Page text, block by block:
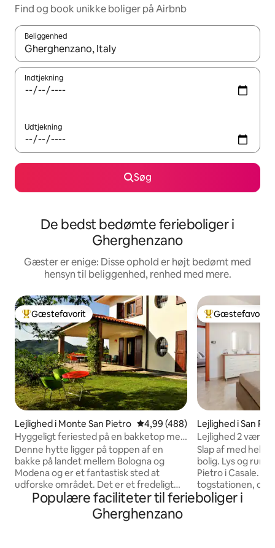
Find og book unikke boliger på Airbnb
Beliggenhed
Når resultaterne er tilgængelige, skal du navigere med
Indtjekning
Udtjekning
Søg
De bedst bedømte ferieboliger i
Gherghenzano
Gæster er enige: Disse ophold er højt bedømt med
hensyn til beliggenhed, renhed med mere.
Bedste gæstefavorit
Gæstefavorit
Lejlighed i Monte San Pietro 4,99 ud af 5 i gennemsnitlig
4,99 (488)
Hyggeligt feriested på en bakketop med
indretning fra midten af århundredet og
fuld aircondition
Denne hytte ligger på toppen af en
bakke på landet mellem Bologna og
Modena og er et fantastisk sted at
udforske området. Det er et fredeligt
sted med panoramaudsigt og
bekvemmeligheden ved at have
fremragende lokale restauranter (og
Bedste
Gæstefavorit
Lejlighed i San
e
Lejlighed 2
Slap af med hele
bolig. Lys og
Pietro i Casale. -
togstationen, der
Ferrara - Padua -
tog, der når
Populære faciliteter til ferieboliger i
Gherghenzano